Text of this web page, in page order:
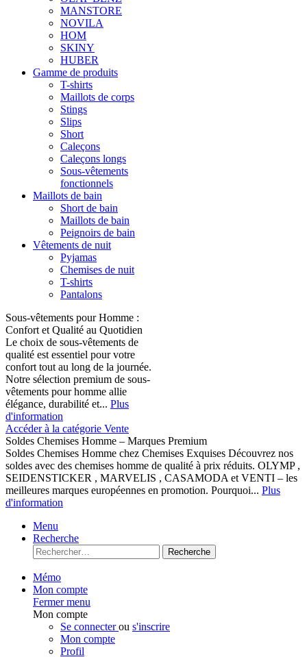
MANSTORE
NOVILA
HOM
SKINY
HUBER
Gamme de produits
T-shirts
Maillots de corps
Stings
Slips
Short
Caleçons
Caleçons longs
Sous-vêtements
fonctionnels
Maillots de bain
Short de bain
Maillots de bain
Peignoirs de bain
Vêtements de nuit
Pyjamas
Chemises de nuit
T-shirts
Pantalons
Sous-vêtements pour Homme :
Confort et Qualité au Quotidien
Le choix de sous-vêtements de
qualité est essentiel pour votre
confort tout au long de la journée.
Notre sélection premium de sous-
vêtements pour homme allie
élégance, durabilité et... Plus
d'information
Accéder à la catégorie Vente
Soldes Chemises Homme – Marques Premium
Soldes Chemises Homme chez Chemises Exquises Découvrez nos
soldes avec des chemises homme de qualité à prix réduits. OLYMP ,
SEIDENSTICKER , MARVELIS , CASAMODA et VENTI – les
meilleures marques européennes en promotion. Pourquoi... Plus
d'information
Menu
Recherche
Recherche
Mémo
Mon compte
Fermer menu
Mon compte
Se connecterou s'inscrire
Mon compte
Profil